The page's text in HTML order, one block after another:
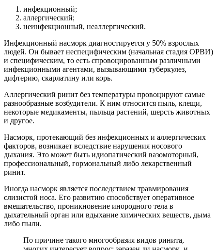
инфекционный;
аллергический;
неинфекционный, неаллергический.
Инфекционный насморк диагностируется у 50% взрослых
людей. Он бывает неспецифическим (начальная стадия ОРВИ)
и специфическим, то есть спровоцированным различными
инфекционными агентами, вызывающими туберкулез,
дифтерию, скарлатину или корь.
Аллергический ринит без температуры провоцируют самые
разнообразные возбудители. К ним относится пыль, клещи,
некоторые медикаменты, пыльца растений, шерсть животных
и другое.
Насморк, протекающий без инфекционных и аллергических
факторов, возникает вследствие нарушения носового
дыхания. Это может быть идиопатический вазомоторный,
профессиональный, гормональный либо лекарственный
ринит.
Иногда насморк является последствием травмирования
слизистой носа. Его развитию способствует оперативное
вмешательство, проникновение инородного тела в
дыхательный орган или вдыхание химических веществ, дыма
либо пыли.
По причине такого многообразия видов ринита,